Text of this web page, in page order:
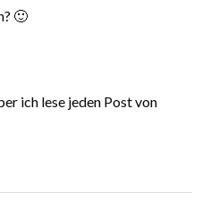
🙂
ich lese jeden Post von